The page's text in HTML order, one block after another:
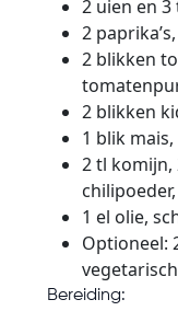
2 uien en
2
2 blikken
2 blikken
1 blik
2 tl komijn,
1 el olie,
Optioneel:
Bereiding: